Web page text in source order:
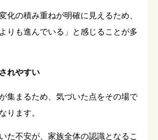
化の積み重ねが明確に見えるため、
りも進んでいる」と感じることが多
れやすい
集まるため、気づいた点をその場で
ります。
た不安が、家族全体の認識となるこ